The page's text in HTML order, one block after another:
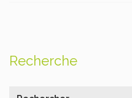
Recherche